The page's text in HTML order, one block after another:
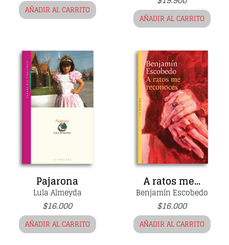
AÑADIR AL CARRITO
AÑADIR AL CARRITO
Pajarona
$16.000
Lula Almeyda
AÑADIR AL CARRITO
A ratos me...
$16.000
Benjamín Escobedo
AÑADIR AL CARRITO